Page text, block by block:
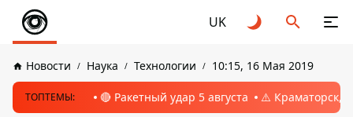
UK
Новости Наука Технологии 10:15, 16 Мая 2019
ТОПТЕМЫ: 🔴 Ракетный удар 5 августа ⚠️ Краматорск,